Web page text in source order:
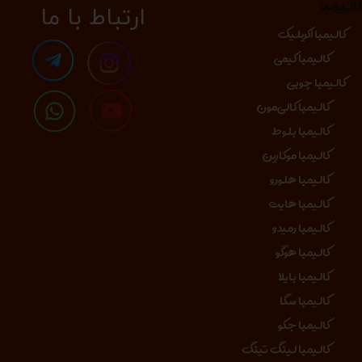
​​​ارتباط با ما
کالیمبا اکریلیک
کالیمبا کیمی
کالیمبا چوبی
کالیمبا کالی‌مون
کالیمبا بلوط
کالیمبا موکارین
کالیمبا هلورو
کالیمبا هایت
کالیمبا رمیدو
کالیمبا هوگو
کالیمبا بایلا
کالیمبا سگا
کالیمبا جکو
کالیمبا لینگ تینگ